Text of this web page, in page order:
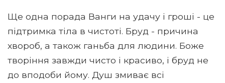
Ще одна порада Ванги на удачу і гроші - це
підтримка тіла в чистоті. Бруд - причина
хвороб, а також ганьба для людини. Боже
творіння завжди чисто і красиво, і бруд не
до вподоби йому. Душ змиває всі